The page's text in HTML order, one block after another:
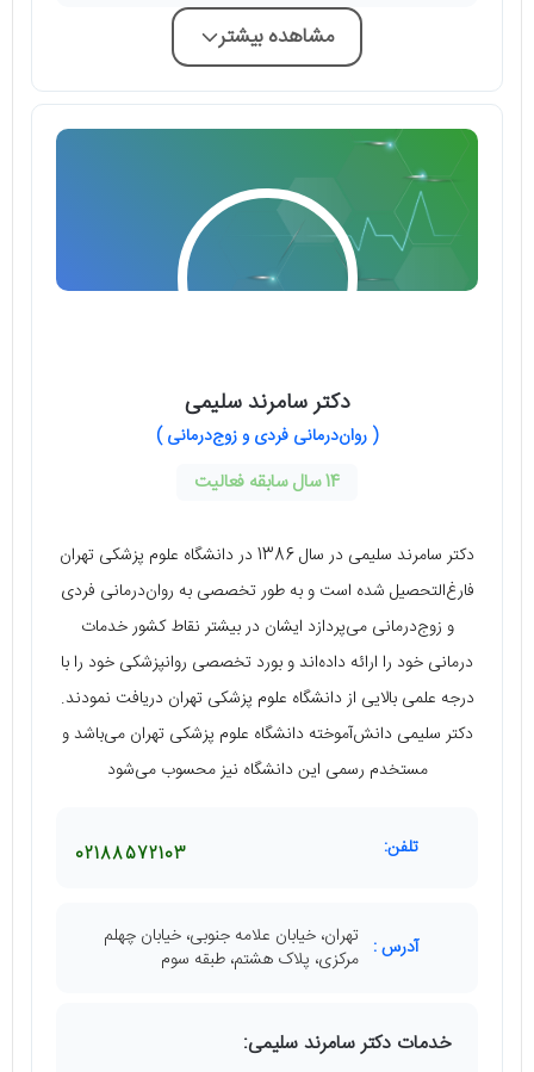
مشاهده بیشتر
دکتر سامرند سلیمی
( روان‌درمانی فردی و زوج‌درمانی )
14 سال سابقه فعالیت
دکتر سامرند سلیمی در سال 1386 در دانشگاه علوم پزشکی تهران
فارغ‌التحصیل شده است و به طور تخصصی به روان‌درمانی فردی
و زوج‌درمانی می‌پردازد ایشان در بیشتر نقاط کشور خدمات
درمانی خود را ارائه داده‌اند و بورد تخصصی روانپزشکی خود را با
درجه علمی بالایی از دانشگاه علوم پزشکی تهران دریافت نمودند.
دکتر سلیمی دانش‌آموخته دانشگاه علوم پزشکی تهران می‌باشد و
مستخدم رسمی این دانشگاه نیز محسوب می‌شود
تلفن: 02188572103
آدرس : تهران، خیابان علامه جنوبی، خیابان چهلم
مرکزی، پلاک هشتم، طبقه سوم
خدمات دکتر سامرند سلیمی: